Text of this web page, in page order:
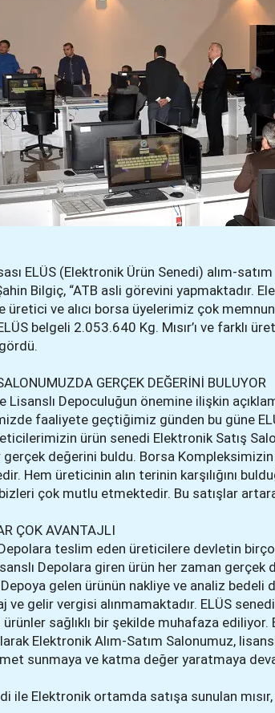
ELÜS (Elektronik Ürün Senedi) alım-
Bilgiç, “ATB asli görevini
üretici ve alıcı borsa üyelerimiz çok
belgeli 2.053.640 Kg. Mısır’ı ve farklı
GERÇEK DEĞERİNİ BULUYOR
Lisanslı Depoculuğun önemine ilişkin
faaliyete geçtiğimiz günden bu güne
ürün senedi Elektronik Satış
gerçek değerini buldu. Borsa
Hem üreticinin alın terinin karşılığını
çok mutlu etmektedir. Bu satışlar
ÇOK AVANTAJLI
teslim eden üreticilere devletin
Depolara giren ürün her zaman gerçek
gelen ürünün nakliye ve analiz
ve gelir vergisi alınmamaktadır. ELÜS
ürünler sağlıklı bir şekilde muhafaza
Elektronik Alım-Satım Salonumuz,
sunmaya ve katma değer yaratmaya
ile Elektronik ortamda satışa sunulan